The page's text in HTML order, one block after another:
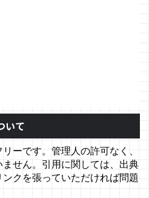
いて
ーです。管理人の許可なく、
せん。引用に関しては、出典
クを張っていただければ問題